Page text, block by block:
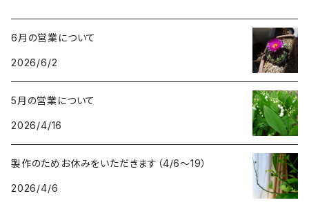
6月の営業について
2026/6/2
5月の営業について
2026/4/16
製作のためお休みをいただきます（4/6〜19）
2026/4/6